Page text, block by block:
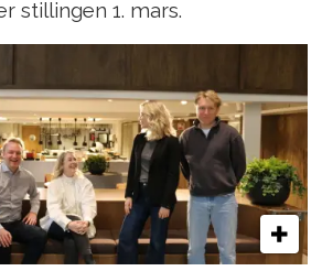
stillingen 1. mars.